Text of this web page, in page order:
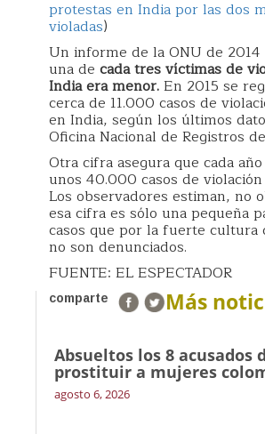
protestas en India por las dos
violadas)
Un informe de la ONU de 2014
una de cada tres víctimas de
India era menor.En 2015 se
cerca de 11.000 casos de
en India, según los últimos
Oficina Nacional de Registros
Otra cifra asegura que cada
unos 40.000 casos de
Los observadores estiman, no
esa cifra es sólo una pequeña
casos que por la fuerte cultura
no son denunciados.
FUENTE: EL ESPECTADOR
comparte Más
Absueltos los 8 acusados
prostituir a mujeres
agosto 6, 2026